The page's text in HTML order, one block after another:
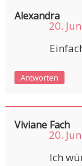
Alexandra
20.
Antworten
Viviane Fach
20.
Ich